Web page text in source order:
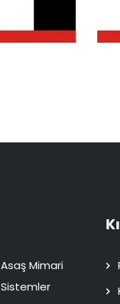
Asaş Mimari
Sistemler